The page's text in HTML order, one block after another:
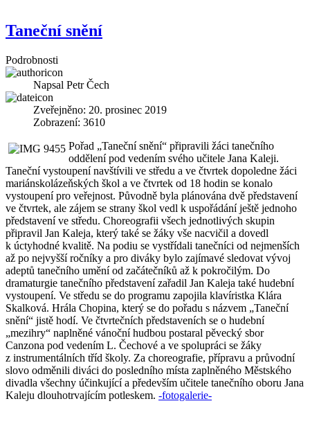
Taneční snění
Podrobnosti
Napsal Petr Čech
Zveřejněno: 20. prosinec 2019
Zobrazení: 3610
Pořad „Taneční snění“ připravili žáci tanečního
oddělení pod vedením svého učitele Jana Kaleji.
Taneční vystoupení navštívili ve středu a ve čtvrtek dopoledne žáci
mariánskolázeňských škol a ve čtvrtek od 18 hodin se konalo
vystoupení pro veřejnost. Původně byla plánována dvě představení
ve čtvrtek, ale zájem se strany škol vedl k uspořádání ještě jednoho
představení ve středu. Choreografii všech jednotlivých skupin
připravil Jan Kaleja, který také se žáky vše nacvičil a dovedl
k úctyhodné kvalitě. Na podiu se vystřídali tanečníci od nejmenších
až po nejvyšší ročníky a pro diváky bylo zajímavé sledovat vývoj
adeptů tanečního umění od začátečníků až k pokročilým. Do
dramaturgie tanečního představení zařadil Jan Kaleja také hudební
vystoupení. Ve středu se do programu zapojila klavíristka Klára
Skalková. Hrála Chopina, který se do pořadu s názvem „Taneční
snění“ jistě hodí. Ve čtvrtečních představeních se o hudební
„mezihry“ naplněné vánoční hudbou postaral pěvecký sbor
Canzona pod vedením L. Čechové a ve spolupráci se žáky
z instrumentálních tříd školy. Za choreografie, přípravu a průvodní
slovo odměnili diváci do posledního místa zaplněného Městského
divadla všechny účinkující a především učitele tanečního oboru Jana
Kaleju dlouhotrvajícím potleskem. -fotogalerie-